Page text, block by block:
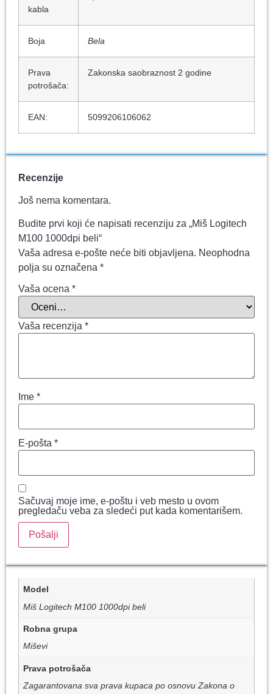
kabla
Boja Bela
Prava
potrošača:
Zakonska saobraznost 2 godine
EAN: 5099206106062
Recenzije
Još nema komentara.
Budite prvi koji će napisati recenziju za „Miš Logitech
M100 1000dpi beli“
Vaša adresa e-pošte neće biti objavljena. Neophodna
polja su označena *
Vaša ocena *
Vaša recenzija *
Ime *
E-pošta *
Sačuvaj moje ime, e-poštu i veb mesto u ovom
pregledaču veba za sledeći put kada komentarišem.
Model
Miš Logitech M100 1000dpi beli
Robna grupa
Miševi
Prava potrošača
Zagarantovana sva prava kupaca po osnovu Zakona o